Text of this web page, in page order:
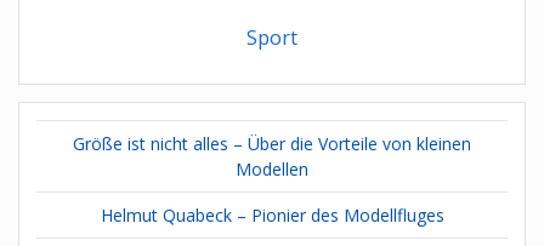
Sport
Größe ist nicht alles – Über die Vorteile von kleinen
Modellen
Helmut Quabeck – Pionier des Modellfluges